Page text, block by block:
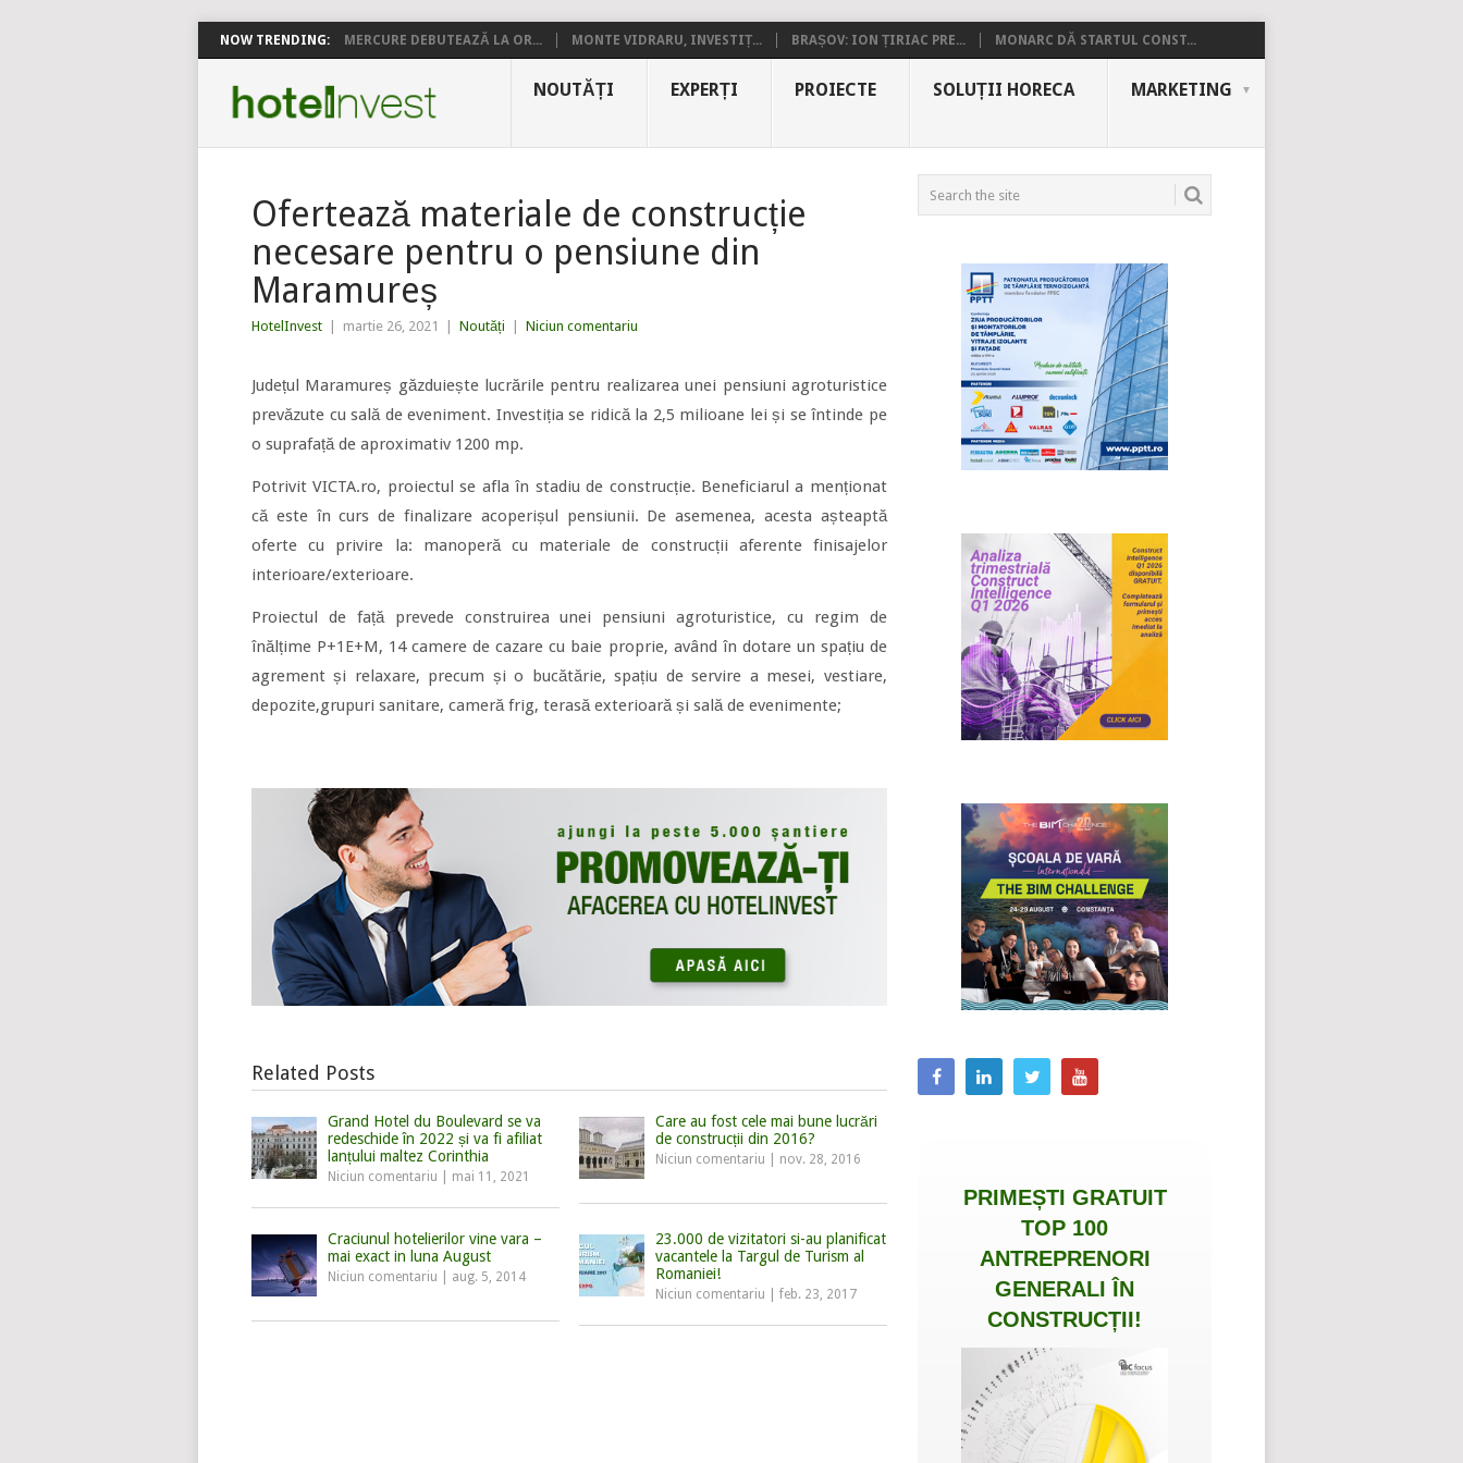
NOW TRENDING: MERCURE DEBUTEAZĂ LA OR... MONTE VIDRARU, INVESTIȚ... BRAȘOV: ION ȚIRIAC PRE... MONARC DĂ STARTUL CONST...
NOUTĂȚI EXPERȚI PROIECTE SOLUȚII HORECA MARKETING
Ofertează materiale de construcție
necesare pentru o pensiune din
Maramureș
HotelInvest martie 26, 2021 Noutăți Niciun comentariu
Județul Maramureș găzduiește lucrările pentru realizarea unei pensiuni agroturistice
prevăzute cu sală de eveniment. Investiția se ridică la 2,5 milioane lei și se întinde pe
o suprafață de aproximativ 1200 mp.
Potrivit VICTA.ro, proiectul se afla în stadiu de construcție. Beneficiarul a menționat
că este în curs de finalizare acoperișul pensiunii. De asemenea, acesta așteaptă
oferte cu privire la: manoperă cu materiale de construcții aferente finisajelor
interioare/exterioare.
Proiectul de față prevede construirea unei pensiuni agroturistice, cu regim de
înălțime P+1E+M, 14 camere de cazare cu baie proprie, având în dotare un spațiu de
agrement și relaxare, precum și o bucătărie, spațiu de servire a mesei, vestiare,
depozite,grupuri sanitare, cameră frig, terasă exterioară și sală de evenimente;
Related Posts
Grand Hotel du Boulevard se va
redeschide în 2022 și va fi afiliat
lanțului maltez Corinthia
Niciun comentariu mai 11, 2021
Care au fost cele mai bune lucrări
de construcții din 2016?
Niciun comentariu nov. 28, 2016
Craciunul hotelierilor vine vara –
mai exact in luna August
Niciun comentariu aug. 5, 2014
23.000 de vizitatori si-au planificat
vacantele la Targul de Turism al
Romaniei!
Niciun comentariu feb. 23, 2017
PRIMEȘTI GRATUIT
TOP 100
ANTREPRENORI
GENERALI ÎN
CONSTRUCȚII!